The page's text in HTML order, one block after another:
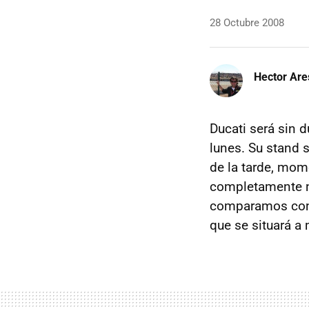
28 Octubre 2008
Hector
Ducati será sin
lunes. Su stand
de la tarde,
completamente
comparamos
que se situará a